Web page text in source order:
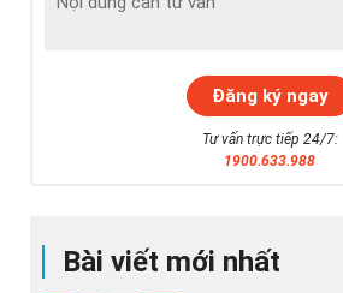
Bài viết mới nhất
Tư vấn trực tiếp 24/7:
1900.633.988